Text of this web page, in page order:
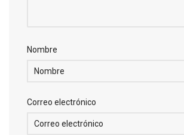
Nombre
Correo electrónico